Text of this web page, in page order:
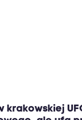
krakowskiej